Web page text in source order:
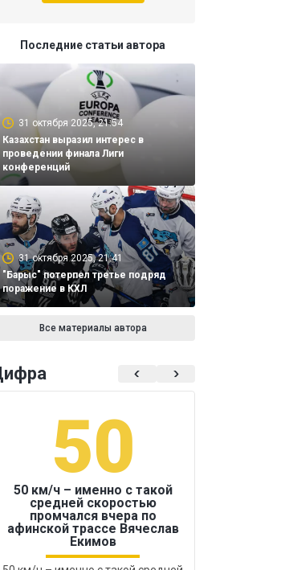
Последние статьи автора
31 октября 2025, 21:54
Казахстан выразил интерес в
проведении финала Лиги
конференций
31 октября 2025, 21:41
"Барыс" потерпел третье подряд
поражение в КХЛ
Все материалы автора
50
50 км/ч – именно с такой
средней скоростью
промчался вчера по
афинской трассе Вячеслав
Екимов